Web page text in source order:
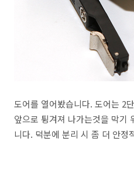
도어를 열어봤습니다. 도어는 2
앞으로 튕겨져 나가는것을 막기
니다. 덕분에 분리 시 좀 더 안정